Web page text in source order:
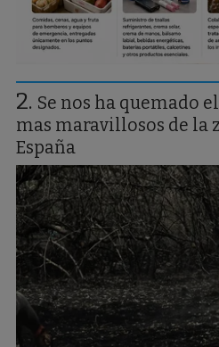
Se nos ha quemado
mas maravillosos de la
España